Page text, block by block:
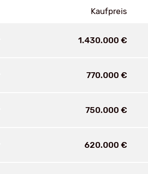
Kaufpreis
1.430.000 €
770.000 €
750.000 €
620.000 €